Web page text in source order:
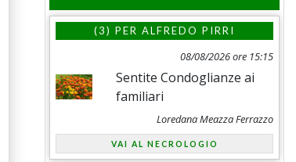
(3) PER ALFREDO PIRRI
08/08/2026 ore 15:15
Sentite Condoglianze ai
familiari
Loredana Meazza Ferrazzo
VAI AL NECROLOGIO